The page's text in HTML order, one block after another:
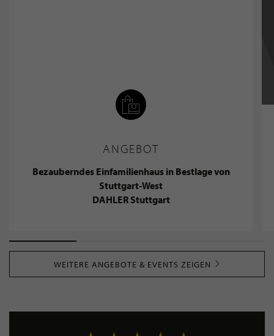
ANGEBOT
Bezauberndes Einfamilienhaus in Bestlage von
Stuttgart-West
DAHLER Stuttgart
WEITERE ANGEBOTE & EVENTS ZEIGEN